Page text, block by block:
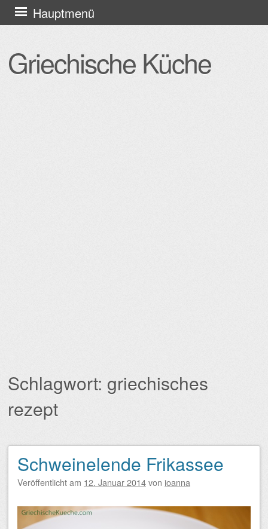
Griechische Küche
Hauptmenü
Zum
Inhalt
Schlagwort: griechisches
rezept
Beitragsnavigation
Schweinelende Frikassee
Veröffentlicht am 12. Januar 2014von ioanna